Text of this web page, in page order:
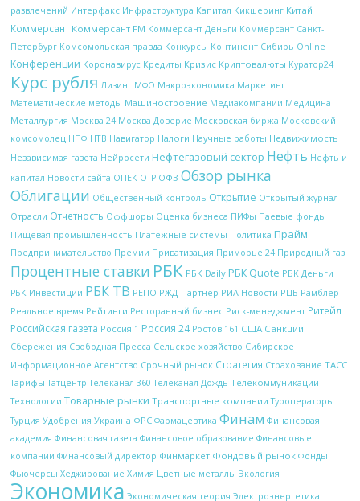
развлечений Интерфакс Инфраструктура Капитал Кикшеринг Китай
Коммерсант Коммерсант FM Коммерсант Деньги Коммерсант Санкт-
Петербург Комсомольская правда Конкурсы Континент Сибирь Online
Конференции Коронавирус Кредиты Кризис Криптовалюты Куратор24
Курс рубля Лизинг МФО Макроэкономика Маркетинг
Математические методы Машиностроение Медиакомпании Медицина
Металлургия Москва 24 Москва Доверие Московская биржа Московский
комсомолец НПФ НТВ Навигатор Налоги Научные работы Недвижимость
Независимая газета Нейросети Нефтегазовый сектор Нефть Нефть и
капитал Новости сайта ОПЕК ОТР ОФЗ Обзор рынка
Облигации Общественный контроль Открытие Открытый журнал
Отрасли Отчетность Оффшоры Оценка бизнеса ПИФы Паевые фонды
Пищевая промышленность Платежные системы Политика Прайм
Предпринимательство Премии Приватизация Приморье 24 Природный газ
Процентные ставки РБК РБК Daily РБК Quote РБК Деньги
РБК Инвестиции РБК ТВ РЕПО РЖД-Партнер РИА Новости РЦБ Рамблер
Реальное время Рейтинги Ресторанный бизнес Риск-менеджмент Ритейл
Российская газета Россия 1 Россия 24 Ростов 161 США Санкции
Сбережения Свободная Пресса Сельское хозяйство Сибирское
Информационное Агентство Срочный рынок Стратегия Страхование ТАСС
Тарифы Татцентр Телеканал 360 Телеканал Дождь Телекоммуникации
Технологии Товарные рынки Транспортные компании Туроператоры
Турция Удобрения Украина ФРС Фармацевтика Финам Финансовая
академия Финансовая газета Финансовое образование Финансовые
компании Финансовый директор Финмаркет Фондовый рынок Фонды
Фьючерсы Хеджирование Химия Цветные металлы Экология
Экономика Экономическая теория Электроэнергетика